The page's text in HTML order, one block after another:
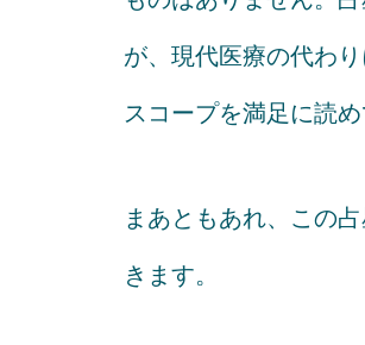
が、現代医療の代わ
スコープを満足に読
まあともあれ、この
きます。